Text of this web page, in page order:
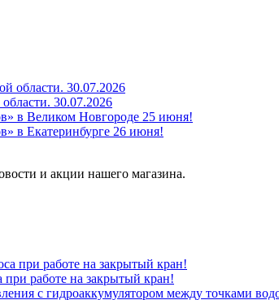
30.07.2026
в Великом Новгороде 25 июня!
в Екатеринбурге 26 июня!
и акции нашего магазина.
при работе на закрытый кран!